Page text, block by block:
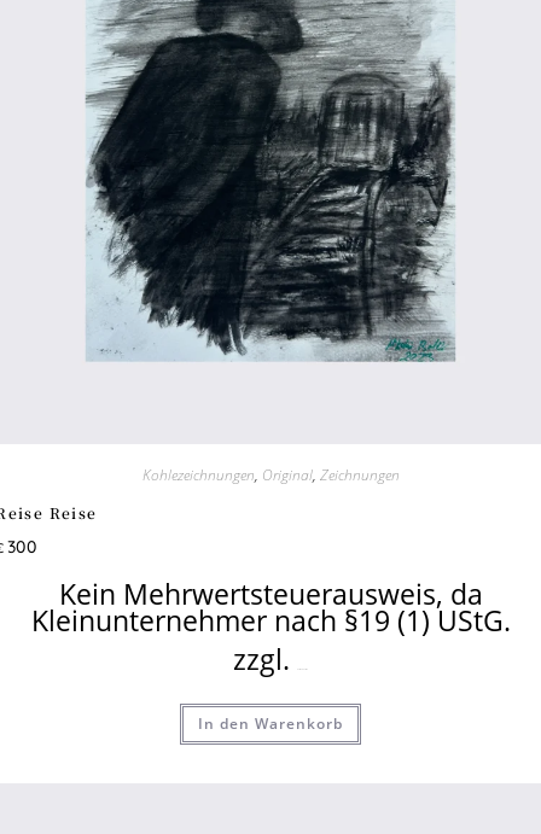
Kohlezeichnungen, Original, Zeichnungen
Reise
300
Kein Mehrwertsteuerausweis, da
Kleinunternehmer nach §19 (1) UStG.
zzgl.
In den Warenkorb